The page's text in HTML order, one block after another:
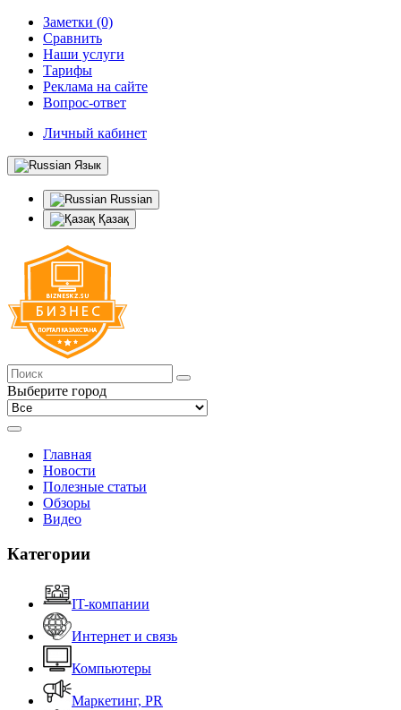
Заметки (0)
Сравнить
Наши услуги
Тарифы
Реклама на сайте
Вопрос-ответ
Личный кабинет
Язык
Russian
Қазақ
Выберите город
Главная
Новости
Полезные статьи
Обзоры
Видео
Категории
IT-компании
Интернет и связь
Компьютеры
Маркетинг, PR